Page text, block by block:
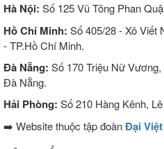
Hà Nội: Số 125 Vũ Tông Phan
Hồ Chí Minh: Số 405/28 - Xô Viết
- TP.Hồ Chí Minh.
Đà Nẵng: Số 170 Triệu Nữ
Đà Nẵng.
Hải Phòng: Số 210 Hàng Kênh,
➡️ Website thuộc tập đoànĐại